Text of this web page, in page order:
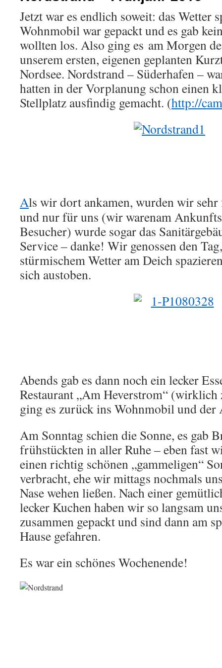
Jetzt war es endlich soweit: das Wetter
Wohnmobil war gepackt und es gab
wollten los. Also ging es am Morgen
unserem ersten, eigenen geplanten
Nordsee. Nordstrand – Süderhafen –
hatten in der Vorplanung schon einen
Stellplatz ausfindig gemacht. (http://
Als wir dort ankamen, wurden wir
und nur für uns (wir warenam
Besucher) wurde sogar das
Service – danke! Wir genossen den
stürmischem Wetter am Deich
sich austoben.
Abends gab es dann noch ein lecker
Restaurant „Am Heverstrom“ (wirklich
ging es zurück ins Wohnmobil und der
Am Sonntag schien die Sonne, es gab
frühstückten in aller Ruhe – eben fast
einen richtig schönen „gammeligen“
verbracht, ehe wir mittags nochmals
Nase wehen ließen. Nach einer
lecker Kuchen haben wir so langsam
zusammen gepackt und sind dann am
Hause gefahren.
Es war ein schönes Wochenende!